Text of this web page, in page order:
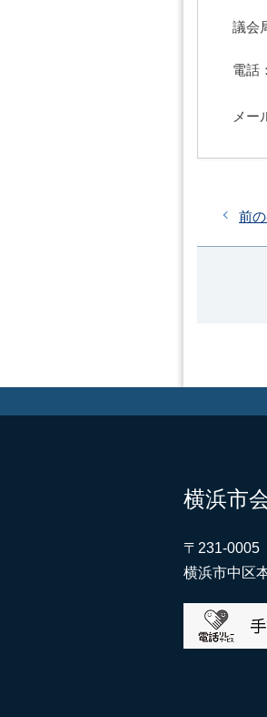
議会
電話
メー
前
横浜市
〒231-0005
横浜市中区